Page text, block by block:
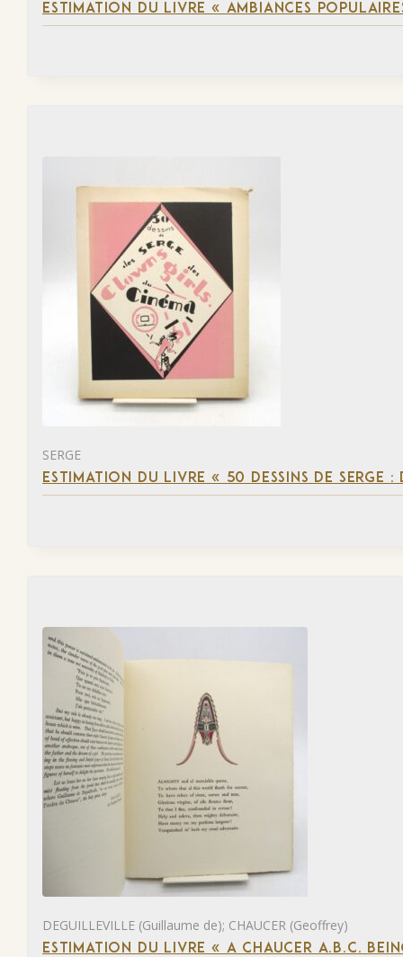
ESTIMATION DU LIVRE « AMBIANCES
SERGE
ESTIMATION DU LIVRE « 50 DESSINS DE SERGE
DEGUILLEVILLE (Guillaume de); CHAUCER (Geoffrey)
ESTIMATION DU LIVRE « A CHAUCER A.B.C.